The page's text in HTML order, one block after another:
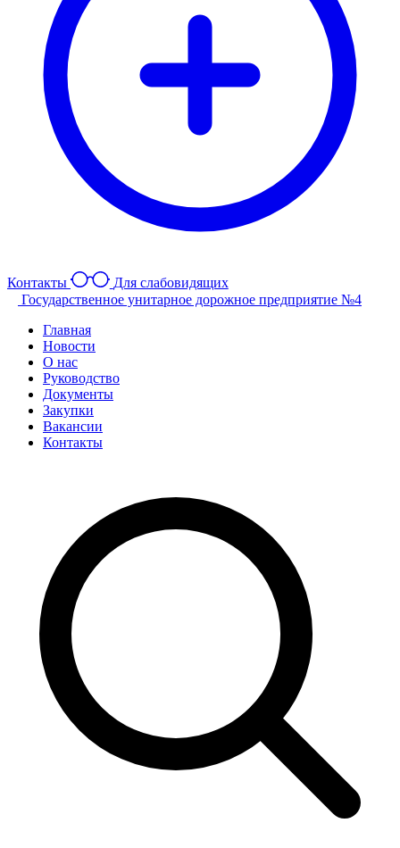
Контакты
Для слабовидящих
Государственное унитарное дорожное предприятие №4
Главная
Новости
О нас
Руководство
Документы
Закупки
Вакансии
Контакты